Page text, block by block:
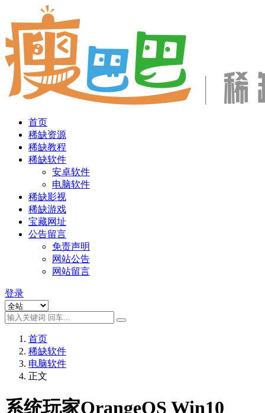
首页
稀缺资源
稀缺教程
稀缺软件
安卓软件
电脑软件
稀缺影视
稀缺游戏
宝藏网址
公告留言
免责声明
网站公告
网站留言
登录
首页
稀缺软件
电脑软件
正文
系统玩家OrangeOS Win10